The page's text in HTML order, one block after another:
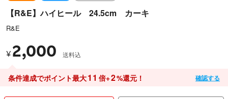
【R&E】ハイヒール 24.5cm カーキ
R&E
¥ 2,000 送料込
条件達成でポイント最大11 倍+2%還元！ 確認する